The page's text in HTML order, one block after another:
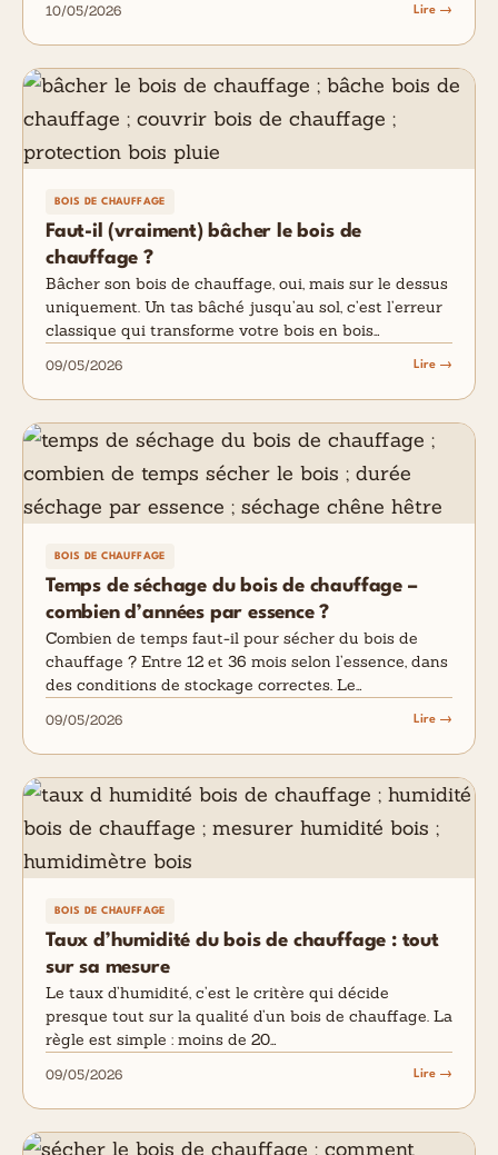
10/05/2026 Lire →
BOIS DE CHAUFFAGE
Faut-il (vraiment) bâcher le bois de
chauffage ?
Bâcher son bois de chauffage, oui, mais sur le dessus
uniquement. Un tas bâché jusqu’au sol, c’est l’erreur
classique qui transforme votre bois en bois…
09/05/2026 Lire →
BOIS DE CHAUFFAGE
Temps de séchage du bois de chauffage –
combien d’années par essence ?
Combien de temps faut-il pour sécher du bois de
chauffage ? Entre 12 et 36 mois selon l’essence, dans
des conditions de stockage correctes. Le…
09/05/2026 Lire →
BOIS DE CHAUFFAGE
Taux d’humidité du bois de chauffage : tout
sur sa mesure
Le taux d’humidité, c’est le critère qui décide
presque tout sur la qualité d’un bois de chauffage. La
règle est simple : moins de 20…
09/05/2026 Lire →